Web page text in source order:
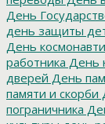
День
день защиты
День
работника День
дверей День
памяти и скорби
пограничника